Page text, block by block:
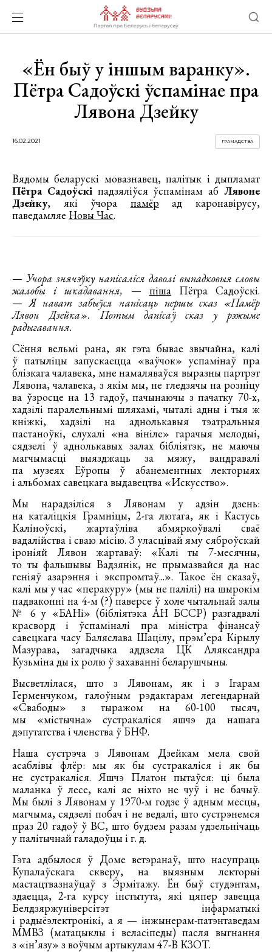
«Ён быў у іншым варанку».
Пётра Садоўскі ўспамінае пра
Лявона Дзейку
16.02.2021 ГРАМАДСТВА
Вядомы беларускі мовазнавец, палітык і дыпламат
Пётра Садоўскіпадзяліўся ўспамінам абЛявоне
Дзейку, які ўчора памёрад каронавірусу,
паведамляе Новы Час.
—Учора знячэўку напісаліся даволі выпадковыя словы
жалобы і шкадавання, — пішаПётра Садоўскі.
—Я нават забыўся напісаць першы сказ «Памёр
Лявон Дзейка». Потым дапісаў сказ у рэжыме
радыгавання.
Сёння вельмі рана, як гэта бывае звычайна, калі
ў патыліцы запускаецца «ваўчок» успамінаў пра
блізкага чалавека, мне намаляваўся выразны партрэт
Лявона, чалавека, з якім мы, не гледзячы на розніцу
ва ўзросце на 13 гадоў, пачынаючы з пачатку 70-х,
хадзілі паралельнымі шляхамі, чыталі адны і тыя ж
кніжкі, хадзілі на аднолькавыя тэатральныя
пастаноўкі, слухалі «на вініле» гарачыя мелодыі,
сядзелі ў аднолькавых залах бібліятэк, не маючы
магчымасці выязджаць за мяжу, вандравалі
па музеях Еўропы ў абанементных лекторыях
і альбомах савецкага выдавецтва «Искусство».
Мы нарадзіліся з Лявонам у адзін дзень:
на каталіцкія Грамніцы, 2-га лютага, як і Кастусь
Каліноўскі, жартаўліва абмяркоўвалі сваё
вадалійства і сваю місію. З уласцівай яму сяброўскай
іроніяй Лявон жартаваў: «Калі ты 7-месячны,
то ты фальшывы Вадзянік, не прымазвайся да нас
геніяў азарэння і экспромтаў...». Такое ён сказаў,
калі мы у час «перакуру» (мы не палілі) на шырокім
падваконні на 4-м (?) паверсе ў холе чытальнай залы
№ 6 у «БАНі» (бібліятэка АН БССР) разгадвалі
красворд і ўспаміналі пра міністра фінансаў
савецкага часу Баляслава Шацілу, прэм’ера Кірылу
Мазурава, загадчыка аддзела ЦК Аляксандра
Кузьміна ды іх ролю ў захаванні беларушчыны.
Высветлілася, што з Лявонам, як і з Ігарам
Герменчуком, галоўным рэдактарам легендарнай
«Свабоды» з тыражом на 60-100 тысяч,
мы «містычна» сустракаліся яшчэ да нашага
дэпутатства і членства ў БНФ.
Наша сустрэча з Лявонам Дзейкам мела свой
асаблівы флёр: мы як бы сустракаліся і як бы
не сустракаліся. Яшчэ Платон пытаўся: ці была
маланка ў лесе, калі яе ніхто не чуў і не бачыў.
Мы былі з Лявонам у 1970-м годзе ў адным месцы,
магчыма, сядзелі побач і не ведалі, што сустрэнемся
праз 20 гадоў ў ВС, што будзем разам удзельнічаць
у палітычнай галадоўцы і г. д.
Гэта адбылося ў Доме ветэранаў, што насупраць
Купалаўскага скверу, на выязным лекторыі
мастацтвазнаўцаў з Эрмітажу. Ён быў студэнтам,
здаецца, 2-га курсу інстытута, які цяпер завецца
Белдзяржуніверсітэт інфарматыкі
і радыёэлектронікі, а я — інжынерам-патэнтаведам
ММВЗ (матацыклы і веласіпеды) пасля выгнання
з «ін’язу» з воўчым артыкулам 47-В КЗОТ.